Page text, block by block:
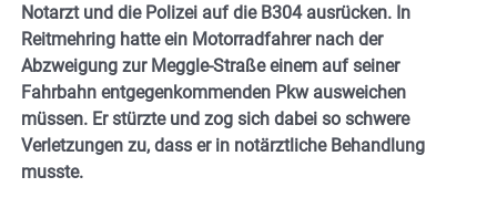
Notarzt und die Polizei auf die B304 ausrücken. In
Reitmehring hatte ein Motorradfahrer nach der
Abzweigung zur Meggle-Straße einem auf seiner
Fahrbahn entgegenkommenden Pkw ausweichen
müssen. Er stürzte und zog sich dabei so schwere
Verletzungen zu, dass er in notärztliche Behandlung
musste.